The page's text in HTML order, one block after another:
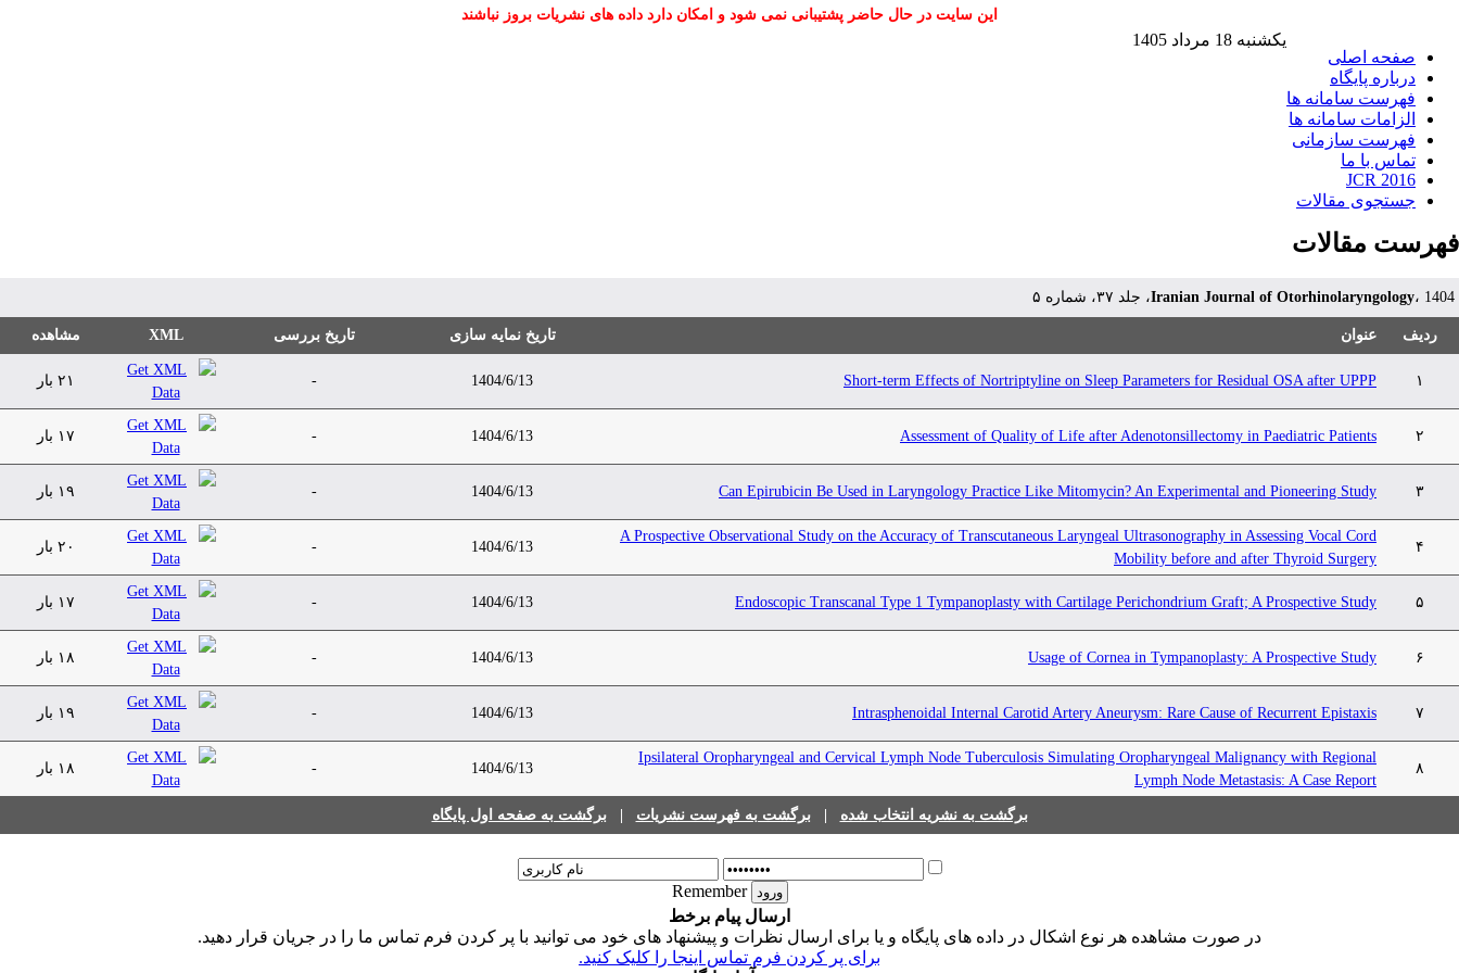
این سایت در حال حاضر پشتیبانی نمی شود و امکان دارد داده های نشریات بروز نباشند
صفحه اصلی
درباره پایگاه
فهرست سامانه ها
الزامات سامانه ها
فهرست سازمانی
تماس با ما
JCR 2016
جستجوی مقالات
یکشنبه 18 مرداد 1405
فهرست مقالات
Iranian Journal of Otorhinolaryngology، 1404، جلد ۳۷، شماره ۵
ردیف عنوان تاریخ نمایه سازی تاریخ بررسی XML مشاهده
۱ Short-term Effects of Nortriptyline on Sleep Parameters for Residual OSA after UPPP
1404/6/13
- ۲۱ بار
۲ Assessment of Quality of Life after Adenotonsillectomy in Paediatric Patients
1404/6/13
- ۱۷ بار
۳ Can Epirubicin Be Used in Laryngology Practice Like Mitomycin? An Experimental and Pioneering Study
1404/6/13
- ۱۹ بار
۴
A Prospective Observational Study on the Accuracy of Transcutaneous Laryngeal Ultrasonography in Assessing Vocal Cord
Mobility before and after Thyroid Surgery
1404/6/13
- ۲۰ بار
۵ Endoscopic Transcanal Type 1 Tympanoplasty with Cartilage Perichondrium Graft; A Prospective Study
1404/6/13
- ۱۷ بار
۶ Usage of Cornea in Tympanoplasty: A Prospective Study
1404/6/13
- ۱۸ بار
۷ Intrasphenoidal Internal Carotid Artery Aneurysm: Rare Cause of Recurrent Epistaxis
1404/6/13
- ۱۹ بار
۸
Ipsilateral Oropharyngeal and Cervical Lymph Node Tuberculosis Simulating Oropharyngeal Malignancy with Regional
Lymph Node Metastasis: A Case Report
1404/6/13
- ۱۸ بار
برگشت به نشریه انتخاب شده |برگشت به فهرست نشریات |برگشت به صفحه اول پایگاه
Remember
ارسال پیام برخط
در صورت مشاهده هر نوع اشکال در داده های پایگاه و یا برای ارسال نظرات و پیشنهاد های خود می توانید با پر کردن فرم تماس ما را در جریان قرار دهید.
برای پر کردن فرم تماس اینجا را کلیک کنید.